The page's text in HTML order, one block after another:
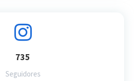
735
Seguidores